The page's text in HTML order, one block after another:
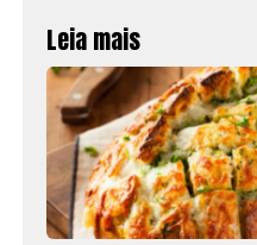
Leia mais